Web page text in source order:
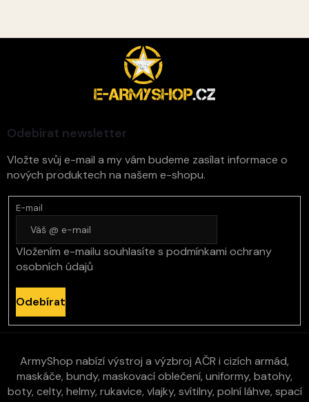
Odebírat newsletter
Vložte svůj e-mail a my vám budeme zasílat informace o
nových produktech na našem e-shopu.
E-mail
Vložením e-mailu souhlasíte s podmínkami ochrany
osobních údajů
Odebírat
ArmyShop nabízí výstroj a výzbroj AČR i cizích armád,
maskáče, bundy, maskovací oblečení, uniformy, batohy,
boty, celty, helmy, rukavice, vlajky, svítilny, polní láhve, spací